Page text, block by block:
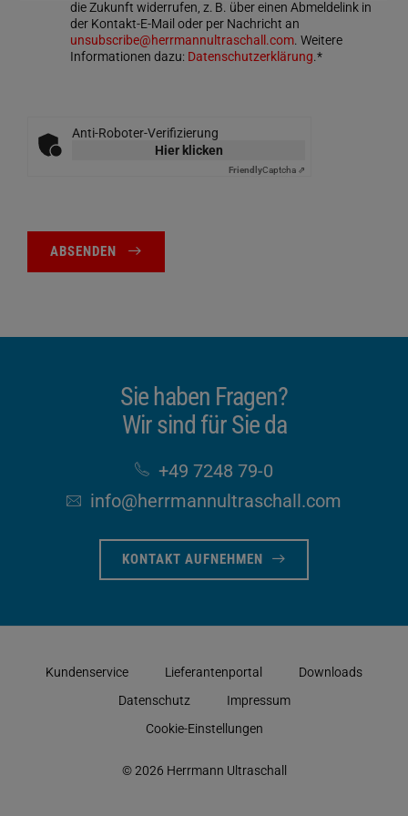
die Zukunft widerrufen, z. B. über einen Abmeldelink in
der Kontakt-E-Mail oder per Nachricht an
unsubscribe@herrmannultraschall.com. Weitere
Informationen dazu: Datenschutzerklärung.*
Anti-Roboter-Verifizierung
Hier klicken
FriendlyCaptcha ⇗
ABSENDEN
Sie haben Fragen?
Wir sind für Sie da
+49 7248 79-0
info​@herrmannultraschall​.com
KONTAKT AUFNEHMEN
Kundenservice Lieferantenportal
Downloads
Datenschutz
Impressum
Cookie-Einstellungen
© 2026 Herrmann Ultraschall